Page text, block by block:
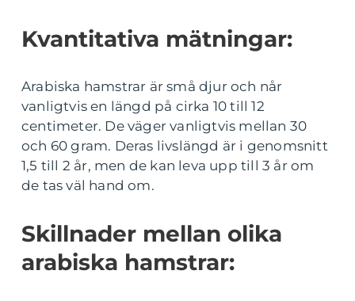
Kvantitativa mätningar:
Arabiska hamstrar är små djur och når
vanligtvis en längd på cirka 10 till 12
centimeter. De väger vanligtvis mellan 30
och 60 gram. Deras livslängd är i genomsnitt
1,5 till 2 år, men de kan leva upp till 3 år om
de tas väl hand om.
Skillnader mellan olika
arabiska hamstrar: